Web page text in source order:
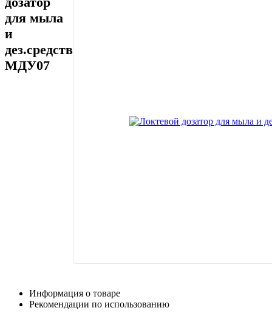
для мыла
и
дез.средств
МДУ07
Информация о товаре
Рекомендации по использованию